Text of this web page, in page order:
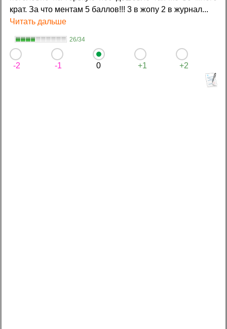
крат. За что ментам 5 баллов!!! 3 в жопу 2 в журнал...
Читать дальше
26/34
-2 -1 0 +1 +2